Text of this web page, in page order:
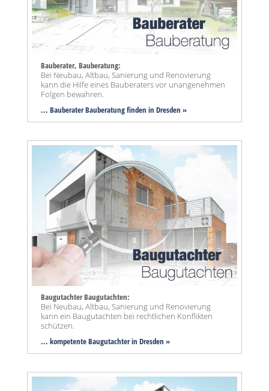
Bauberater, Bauberatung:
Bei Neubau, Altbau, Sanierung und Renovierung
kann die Hilfe eines Bauberaters vor unangenehmen
Folgen bewahren.
... Bauberater Bauberatung finden in Dresden »
Baugutachter Baugutachten:
Bei Neubau, Altbau, Sanierung und Renovierung
kann ein Baugutachten bei rechtlichen Konflikten
schützen.
... kompetente Baugutachter in Dresden »